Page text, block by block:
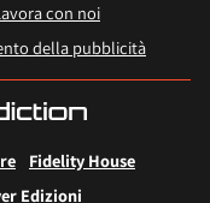
con noi
della pubblicità
Fidelity House
Edizioni